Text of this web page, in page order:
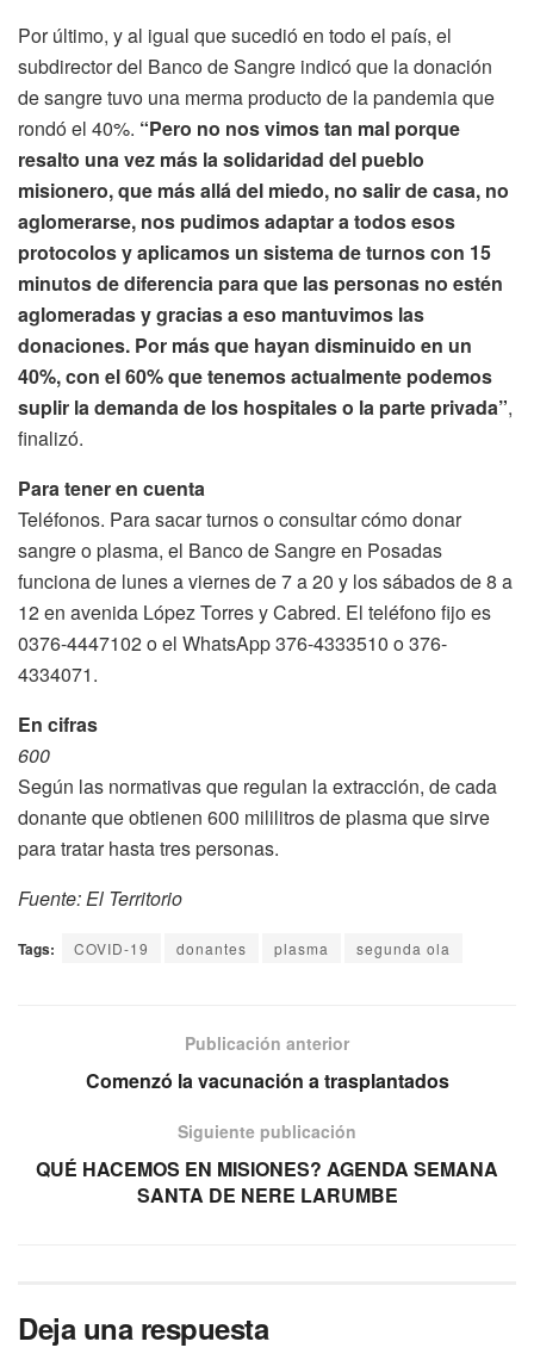
Por último, y al igual que sucedió en todo el país, el
subdirector del Banco de Sangre indicó que la donación
de sangre tuvo una merma producto de la pandemia que
rondó el 40%. “Pero no nos vimos tan mal porque
resalto una vez más la solidaridad del pueblo
misionero, que más allá del miedo, no salir de casa, no
aglomerarse, nos pudimos adaptar a todos esos
protocolos y aplicamos un sistema de turnos con 15
minutos de diferencia para que las personas no estén
aglomeradas y gracias a eso mantuvimos las
donaciones. Por más que hayan disminuido en un
40%, con el 60% que tenemos actualmente podemos
suplir la demanda de los hospitales o la parte privada”,
finalizó.
Para tener en cuenta
Teléfonos. Para sacar turnos o consultar cómo donar
sangre o plasma, el Banco de Sangre en Posadas
funciona de lunes a viernes de 7 a 20 y los sábados de 8 a
12 en avenida López Torres y Cabred. El teléfono fijo es
0376-4447102 o el WhatsApp 376-4333510 o 376-
4334071.
En cifras
600
Según las normativas que regulan la extracción, de cada
donante que obtienen 600 mililitros de plasma que sirve
para tratar hasta tres personas.
Fuente: El Territorio
Tags: COVID-19 donantes plasma segunda ola
Publicación anterior
Comenzó la vacunación a trasplantados
Siguiente publicación
QUÉ HACEMOS EN MISIONES? AGENDA SEMANA
SANTA DE NERE LARUMBE
Deja una respuesta